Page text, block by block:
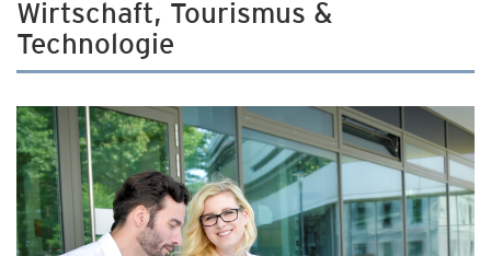
Wirtschaft, Tourismus &
Technologie